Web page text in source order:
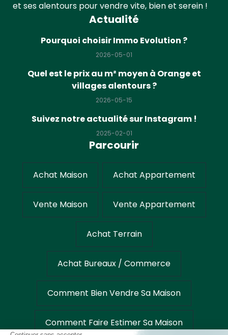
et ses alentours pour vendre vite, bien et serein !
Actualité
Pourquoi choisir Immo Evolution ?
2026-05-01
Quel est le prix au m² moyen à Orange et
villages alentours ?
2026-05-15
Suivez notre actualité sur Instagram !
2025-02-01
Parcourir
Achat Maison Achat Appartement
Vente Maison Vente Appartement
Achat Terrain
Achat Bureaux / Commerce
Comment Bien Vendre Sa Maison
Comment Faire Estimer Sa Maison